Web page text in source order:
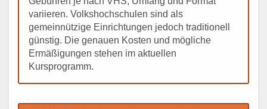
variieren. Volkshochschulen sind als
gemeinnützige Einrichtungen jedoch traditionell
günstig. Die genauen Kosten und mögliche
Ermäßigungen stehen im aktuellen
Kursprogramm.